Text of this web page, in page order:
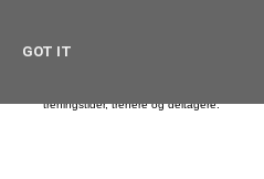
Dette er hjemmesiden til Utleira Idrettslag.
treningstider, trenere og deltagere.
GOT IT